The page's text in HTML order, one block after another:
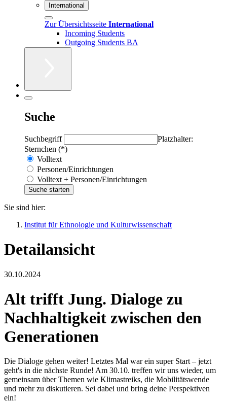
International
Zur Übersichtsseite International
Incoming Students
Outgoing Students BA
Suche
Suchbegriff
Platzhalter:
Sternchen (*)
Volltext
Personen/Einrichtungen
Volltext + Personen/Einrichtungen
Sie sind hier:
Institut für Ethnologie und Kulturwissenschaft
Detailansicht
30.10.2024
Alt trifft Jung. Dialoge zu
Nachhaltigkeit zwischen den
Generationen
Die Dialoge gehen weiter! Letztes Mal war ein super Start – jetzt
geht's in die nächste Runde! Am 30.10. treffen wir uns wieder, um
gemeinsam über Themen wie Klimastreiks, die Mobilitätswende
und mehr zu diskutieren. Sei dabei und bring deine Perspektiven
ein!